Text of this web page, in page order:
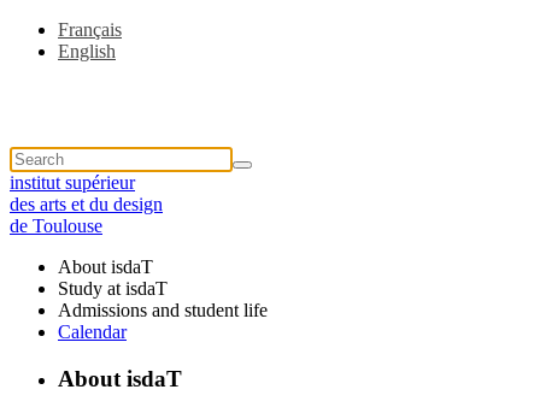
Français
English
institut supérieur
des arts et du design
de Toulouse
About isdaT
Study at isdaT
Admissions and student life
Calendar
About isdaT